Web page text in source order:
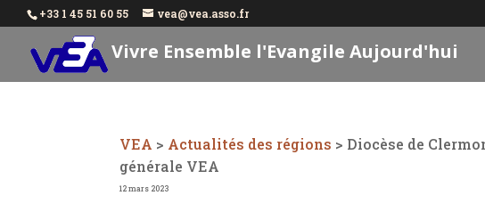
+33 1 45 51 60 55 vea@vea.asso.fr
Vivre Ensemble l'Evangile Aujourd'hui
VEA > Actualités des régions > Diocèse de
générale VEA
12 mars 2023